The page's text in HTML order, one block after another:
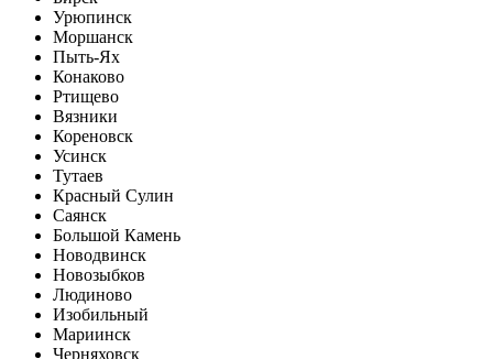
Урюпинск
Моршанск
Пыть-Ях
Конаково
Ртищево
Вязники
Кореновск
Усинск
Тутаев
Красный Сулин
Саянск
Большой Камень
Новодвинск
Новозыбков
Людиново
Изобильный
Мариинск
Черняховск